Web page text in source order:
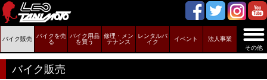
その他
バイク販売
バイクを売
る
バイク用品
を買う
修理・メン
テナンス
レンタルバ
イク
イベント 法人事業
バイク販売